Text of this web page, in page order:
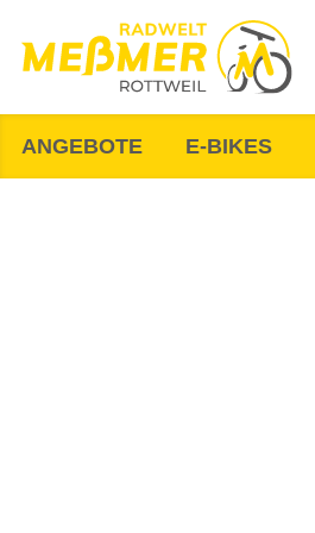
ANGEBOTE E-BIKES